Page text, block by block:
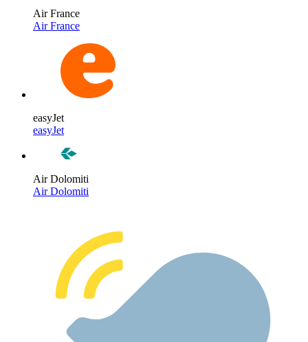
Air France
Air France
easyJet
easyJet
Air Dolomiti
Air Dolomiti